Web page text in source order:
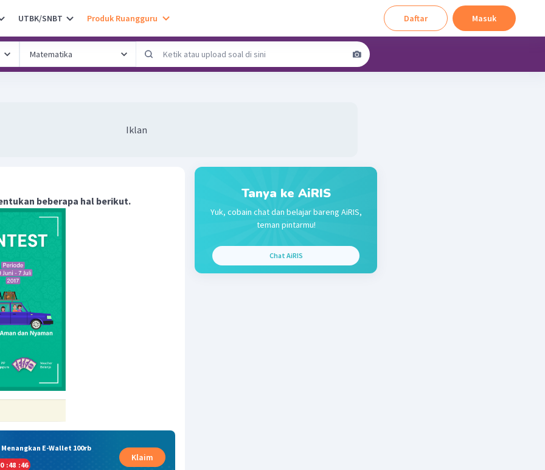
UTBK/SNBT Produk Ruangguru Daftar Masuk
Iklan
beberapa hal berikut.
E-Wallet 100rb
:48 :46
Klaim
Tanya ke AiRIS
Yuk, cobain chat dan belajar bareng AiRIS,
teman pintarmu!
Chat AiRIS